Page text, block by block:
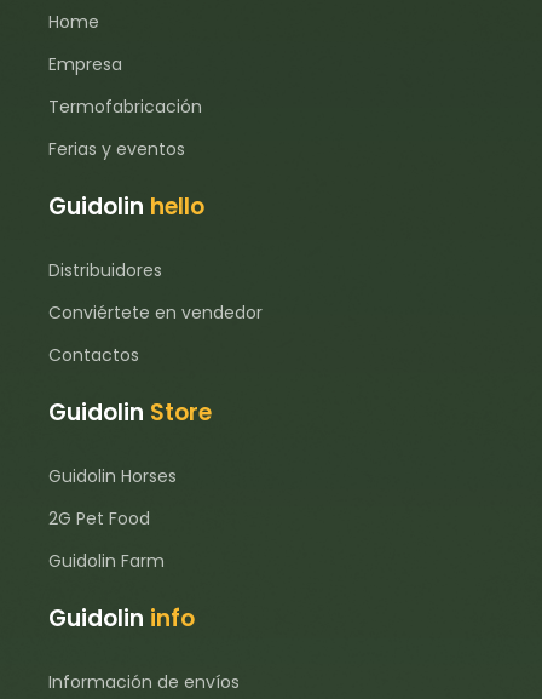
pentahidrato)
3b603 – Zinc (óxido de zinc)
3b801 – Selenio (selenito de sodio)
Home
Empresa
Termofabricación
Ferias y eventos
Guidolin hello
Distribuidores
Conviértete en vendedor
Contactos
Guidolin Store
Guidolin Horses
2G Pet Food
Guidolin Farm
Guidolin info
Información de envíos